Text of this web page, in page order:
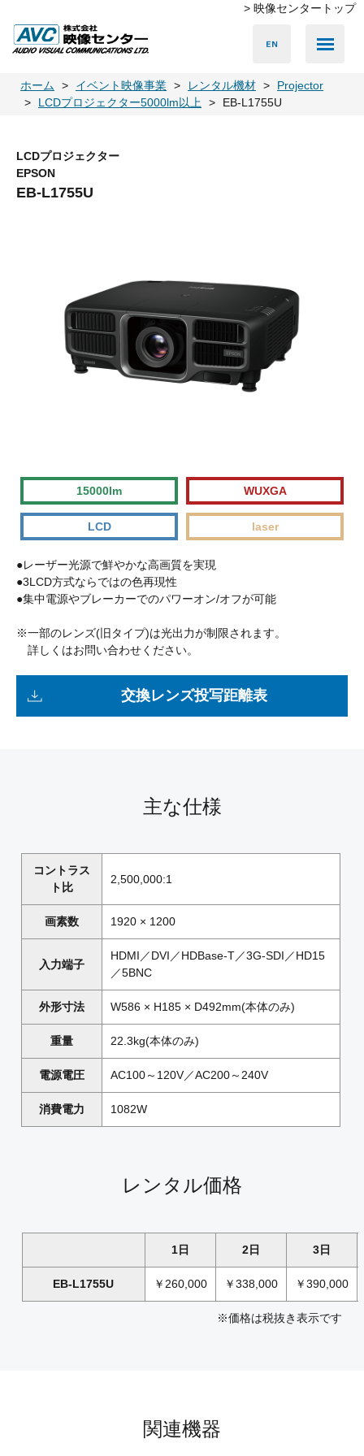
> 映像センタートップ
ホーム イベント映像事業 レンタル機材
Projector
LCDプロジェクター5000lm以上
EB-L1755U
LCDプロジェクター
EPSON
EB-L1755U
15000lm WUXGA
LCD laser
●レーザー光源で鮮やかな高画質を実現
●3LCD方式ならではの色再現性
●集中電源やブレーカーでのパワーオン/オフが可能
※一部のレンズ(旧タイプ)は光出力が制限されます。
詳しくはお問い合わせください。
交換レンズ投写距離表
主な仕様
コントラス
ト比
2,500,000:1
画素数 1920 × 1200
入力端子
HDMI／DVI／HDBase-T／3G-SDI／HD15
／5BNC
外形寸法 W586 × H185 × D492mm(本体のみ)
重量 22.3kg(本体のみ)
電源電圧 AC100～120V／AC200～240V
消費電力 1082W
レンタル価格
1日 2日 3日
EB-L1755U ￥260,000 ￥338,000 ￥390,000
※価格は税抜き表示です
関連機器